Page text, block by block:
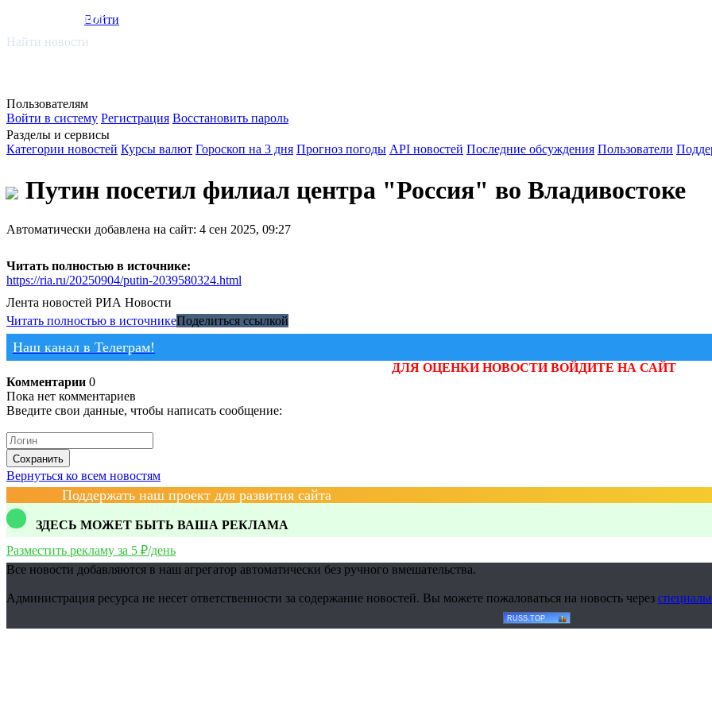
smi.mobi
Войти
Найти новости
Пользователям
Войти в систему Регистрация Восстановить пароль
Разделы и сервисы
Категории новостей Курсы валют Гороскоп на 3 дня Прогноз погоды API новостей Последние обсуждения Пользователи
Путин посетил филиал центра "Россия" во Владивостоке
Автоматически добавлена на сайт: 4 сен 2025, 09:27
Читать полностью в источнике:
https://ria.ru/20250904/putin-2039580324.html
Лента новостей РИА Новости
Читать полностью в источникеПоделиться ссылкой
Наш канал в Телеграм!
ДЛЯ ОЦЕНКИ НОВОСТИ ВОЙДИТЕ НА САЙТ
Комментарии 0
Пока нет комментариев
Введите свои данные, чтобы написать сообщение:
Сохранить
Вернуться ко всем новостям
Поддержать наш проект для развития сайта
ЗДЕСЬ МОЖЕТ БЫТЬ ВАША РЕКЛАМА
Разместить рекламу за 5 ₽/день
Все новости добавляются в наш агрегатор автоматически без ручного вмешательства.
Администрация ресурса не несет ответственности за содержание новостей. Вы можете пожаловаться на новость через